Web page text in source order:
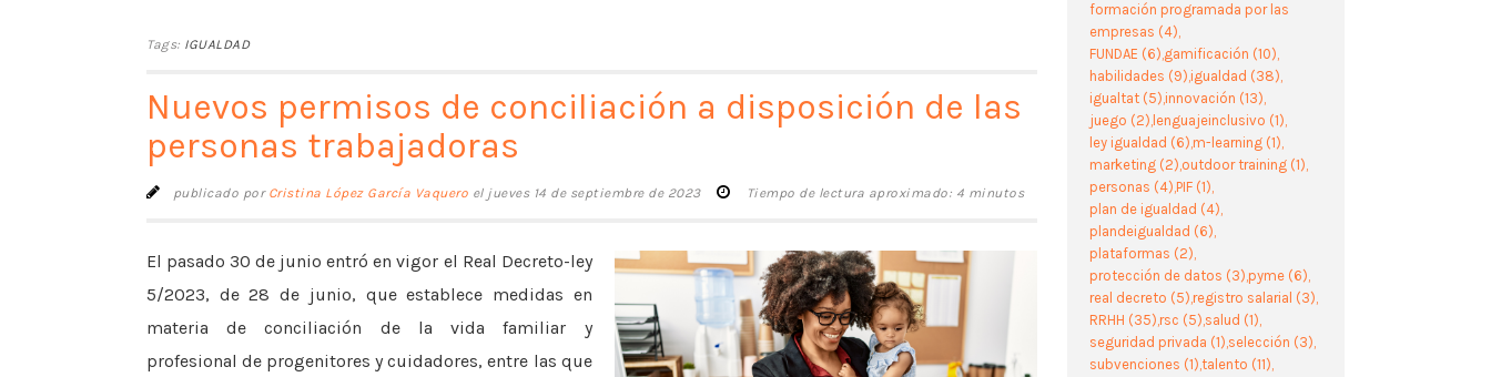
Tags: IGUALDAD
Nuevos permisos de conciliación a disposición de las
personas trabajadoras
publicado por Cristina López García Vaquero el jueves 14 de septiembre de 2023 Tiempo de lectura aproximado: 4 minutos
El pasado 30 de junio entró en vigor el Real Decreto-ley
5/2023, de 28 de junio, que establece medidas en
materia de conciliación de la vida familiar y
profesional de progenitores y cuidadores, entre las que
formación programada por las
empresas (4)
FUNDAE (6) gamificación (10)
habilidades (9) igualdad (38)
igualtat (5) innovación (13)
juego (2) lenguajeinclusivo (1)
ley igualdad (6) m-learning (1)
marketing (2) outdoor training (1)
personas (4) PIF (1)
plan de igualdad (4)
plandeigualdad (6)
plataformas (2)
protección de datos (3) pyme (6)
real decreto (5) registro salarial (3)
RRHH (35) rsc (5) salud (1)
seguridad privada (1) selección (3)
subvenciones (1) talento (11)